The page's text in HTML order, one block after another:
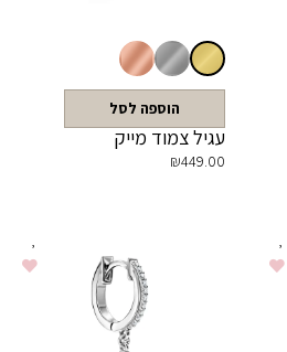
הוספה לסל
עגיל צמוד מייק
₪449.00